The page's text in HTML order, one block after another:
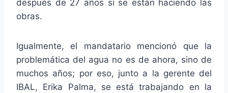
después de 27 años sí se están haciendo las
obras.
Igualmente, el mandatario mencionó que la
problemática del agua no es de ahora, sino de
muchos años; por eso, junto a la gerente del
IBAL, Erika Palma, se está trabajando en la